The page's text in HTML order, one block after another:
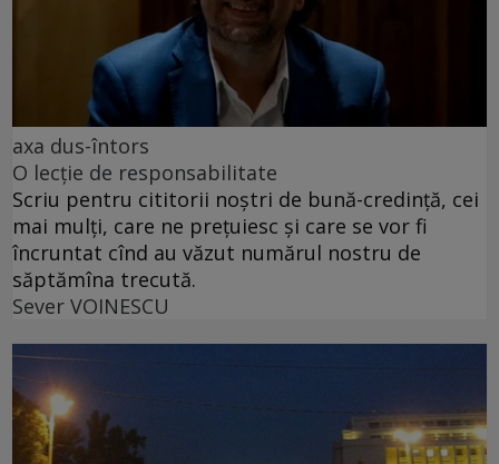
axa dus-întors
O lecție de responsabilitate
Scriu pentru cititorii noștri de bună-credință, cei
mai mulți, care ne prețuiesc și care se vor fi
încruntat cînd au văzut numărul nostru de
săptămîna trecută.
Sever VOINESCU